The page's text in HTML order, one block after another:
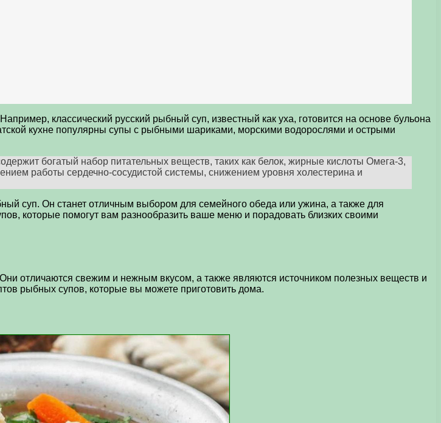
классический русский рыбный суп, известный как уха, готовится на основе бульона
кухне популярны супы с рыбными шариками, морскими водорослями и острыми
богатый набор питательных веществ, таких как белок, жирные кислоты Омега-3,
работы сердечно-сосудистой системы, снижением уровня холестерина и
суп. Он станет отличным выбором для семейного обеда или ужина, а также для
которые помогут вам разнообразить ваше меню и порадовать близких своими
отличаются свежим и нежным вкусом, а также являются источником полезных веществ и
рыбных супов, которые вы можете приготовить дома.